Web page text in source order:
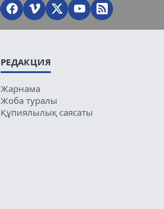
РЕДАКЦИЯ
Жарнама
Жоба туралы
Құпиялылық саясаты